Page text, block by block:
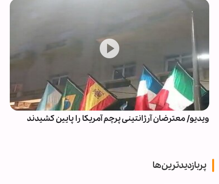
ویدیو/ معترضان آرژانتینی پرچم آمریکا را پایین کشیدند
پربازدیدترین‌ها